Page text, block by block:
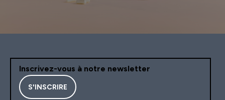
Inscrivez-vous à notre newsletter
S'INSCRIRE